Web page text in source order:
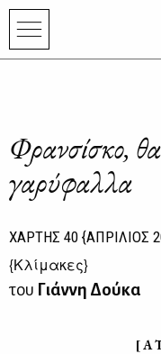
Φρανσίσκο,
γαρύφαλλα
ΧΑΡΤΗΣ 40 {ΑΠΡΙΛΙΟΣ
{Κλίμακες}
του Γιάννη Δούκα
[ Α